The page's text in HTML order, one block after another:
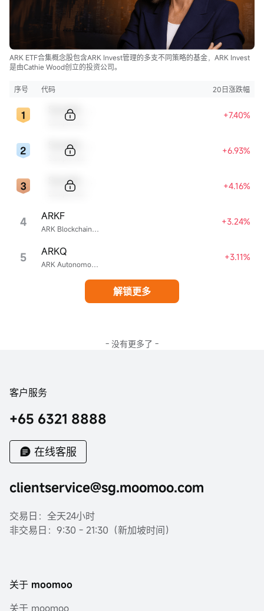
ARK ETF合集概念股包含ARK Invest管理的多支不同策略的基金，ARK Invest
是由Cathie Wood创立的投资公司。
序号 代码 20日涨跌幅
+7.40%
+6.93%
+4.16%
4 ARK Blockchain & Fintech Innovation ETF
ARKF +3.24%
5 ARK Autonomous Technology & Robotics ETF
ARKQ +3.11%
解锁更多
- 没有更多了 -
客户服务
+65 6321 8888
在线客服
clientservice@sg.moomoo.com
交易日：全天24小时
非交易日：9:30 - 21:30（新加坡时间）
关于 moomoo
关于 moomoo